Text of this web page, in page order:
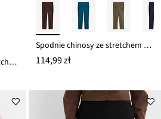
Spodnie z bengaliny ze stretchem
Spodnie chinosy ze stretchem z mieszanki bawełny
114,99 zł